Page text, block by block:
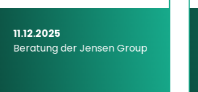
11.12.2025
Beratung der Jensen Group